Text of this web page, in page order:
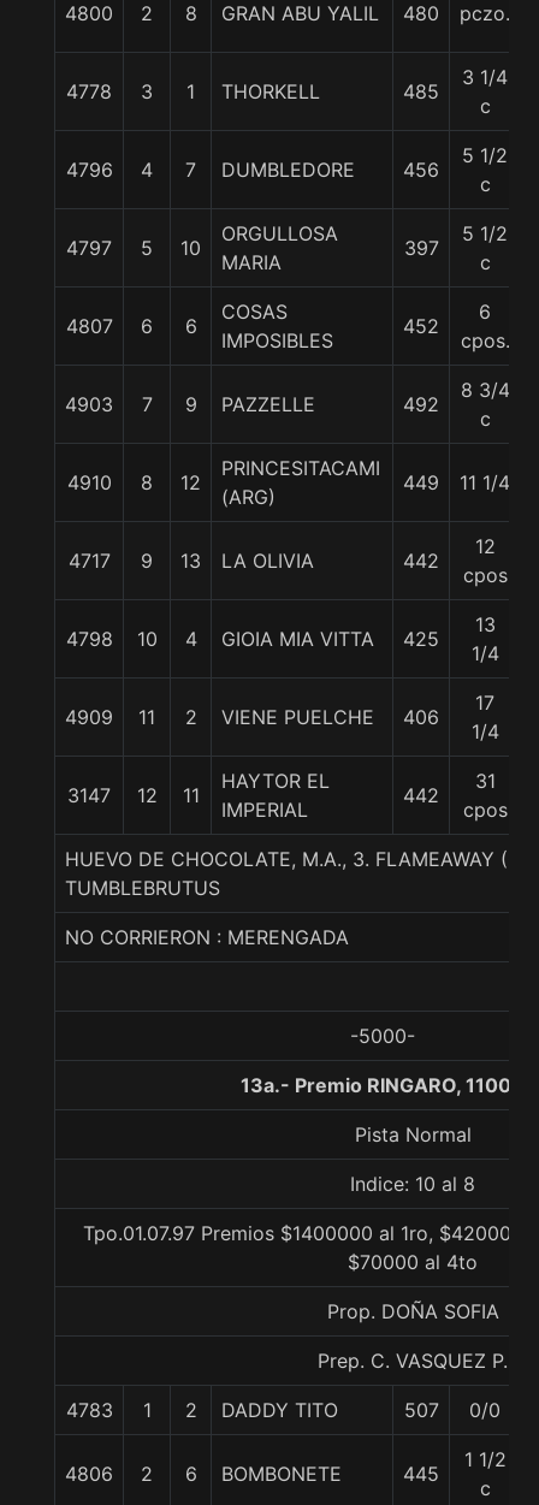
4800 2 8 GRAN ABU YALIL 480 pczo.
4778 3 1 THORKELL 485
3 1/4
c
4796 4 7 DUMBLEDORE 456
5 1/2
c
4797 5 10
ORGULLOSA
MARIA
397
5 1/2
c
4807 6 6
COSAS
IMPOSIBLES
452
6
cpos.
4903 7 9 PAZZELLE 492
8 3/4
c
4910 8 12
PRINCESITACAMI
(ARG)
449 11 1/4
4717 9 13 LA OLIVIA 442
12
cpos
4798 10 4 GIOIA MIA VITTA 425
13
1/4
4909 11 2 VIENE PUELCHE 406
17
1/4
3147 12 11
HAYTOR EL
IMPERIAL
442
31
cpos
HUEVO DE CHOCOLATE, M.A., 3. FLAMEAWAY
TUMBLEBRUTUS
NO CORRIERON : MERENGADA
-5000-
13a.- Premio RINGARO, 1100
Pista Normal
Indice: 10 al 8
Tpo.01.07.97 Premios $1400000 al 1ro, $420000
$70000 al 4to
Prop. DOÑA SOFIA
Prep. C. VASQUEZ P.
4783 1 2 DADDY TITO 507 0/0
4806 2 6 BOMBONETE 445
1 1/2
c